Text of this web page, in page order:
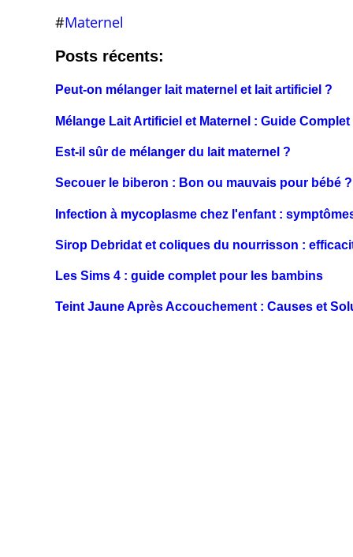
#Maternel
Posts récents:
Peut-on mélanger lait maternel et lait artificiel ?
Mélange Lait Artificiel et Maternel : Guide
Est-il sûr de mélanger du lait maternel ?
Secouer le biberon : Bon ou mauvais pour bébé ?
Infection à mycoplasme chez l'enfant :
Sirop Debridat et coliques du nourrisson :
Les Sims 4 : guide complet pour les bambins
Teint Jaune Après Accouchement : Causes et